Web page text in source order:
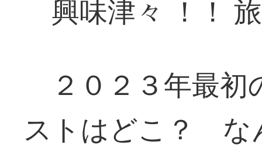
興味津々 ！！
２０２３年最初
ストはどこ？ な